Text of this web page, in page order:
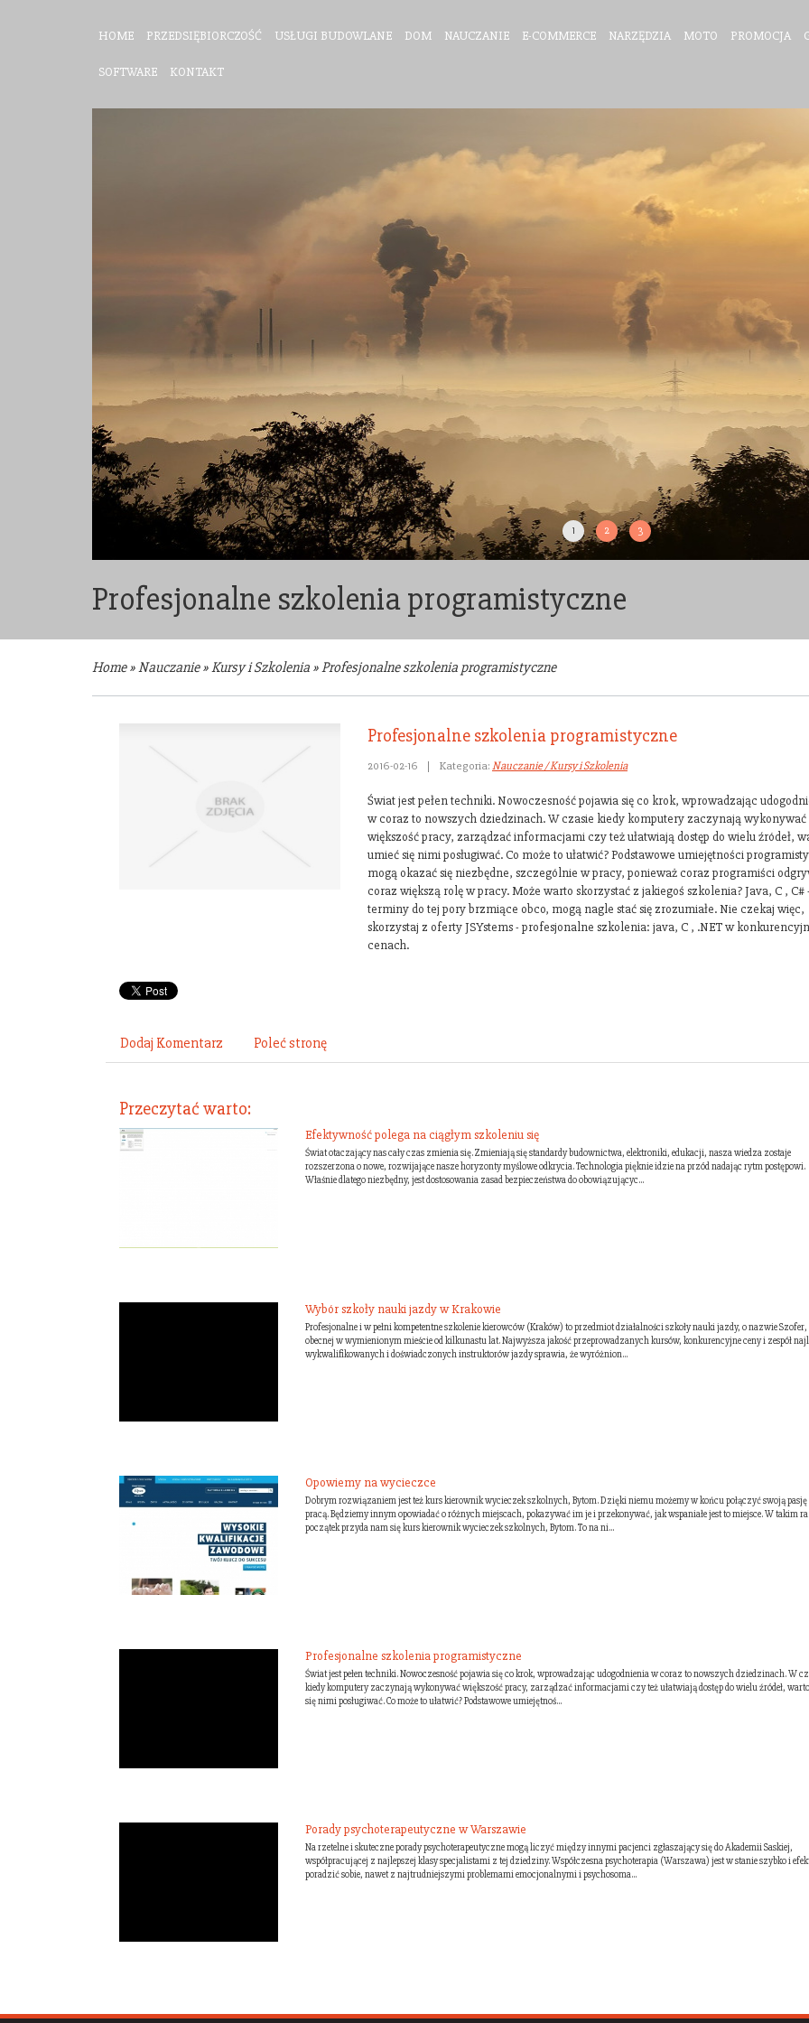
HOME PRZEDSIĘBIORCZOŚĆ USŁUGI BUDOWLANE DOM NAUCZANIE E-COMMERCE NARZĘDZIA MOTO PROMOCJA
SOFTWARE KONTAKT
1 2 3
Profesjonalne szkolenia programistyczne
Home»Nauczanie»Kursy i Szkolenia »Profesjonalne szkolenia programistyczne
Profesjonalne szkolenia programistyczne
2016-02-16 | Kategoria:Nauczanie / Kursy i Szkolenia
Świat jest pełen techniki. Nowoczesność pojawia się co krok, wprowadzając
w coraz to nowszych dziedzinach. W czasie kiedy komputery zaczynają wykonywać
większość pracy, zarządzać informacjami czy też ułatwiają dostęp do wielu źródeł,
umieć się nimi posługiwać. Co może to ułatwić? Podstawowe umiejętności
mogą okazać się niezbędne, szczególnie w pracy, ponieważ coraz programiści
coraz większą rolę w pracy. Może warto skorzystać z jakiegoś szkolenia? Java, C , C# -
terminy do tej pory brzmiące obco, mogą nagle stać się zrozumiałe. Nie czekaj więc,
skorzystaj z oferty JSYstems - profesjonalne szkolenia: java, C , .NET w
cenach.
Dodaj Komentarz Poleć stronę
Przeczytać warto:
Efektywność polega na ciągłym szkoleniu się
Świat otaczający nas cały czas zmienia się. Zmieniają się standardy budownictwa, elektroniki, edukacji, nasza wiedza zostaje
rozszerzona o nowe, rozwijające nasze horyzonty myślowe odkrycia. Technologia pięknie idzie na przód nadając rytm postępowi.
Właśnie dlatego niezbędny, jest dostosowania zasad bezpieczeństwa do obowiązującyc...
Wybór szkoły nauki jazdy w Krakowie
Profesjonalne i w pełni kompetentne szkolenie kierowców (Kraków) to przedmiot działalności szkoły nauki jazdy, o nazwie Szofer,
obecnej w wymienionym mieście od kilkunastu lat. Najwyższa jakość przeprowadzanych kursów, konkurencyjne ceny i zespół
wykwalifikowanych i doświadczonych instruktorów jazdy sprawia, że wyróżnion...
Opowiemy na wycieczce
Dobrym rozwiązaniem jest też kurs kierownik wycieczek szkolnych, Bytom. Dzięki niemu możemy w końcu połączyć swoją pasję
pracą. Będziemy innym opowiadać o różnych miejscach, pokazywać im je i przekonywać, jak wspaniałe jest to miejsce. W takim
początek przyda nam się kurs kierownik wycieczek szkolnych, Bytom. To na ni...
Profesjonalne szkolenia programistyczne
Świat jest pełen techniki. Nowoczesność pojawia się co krok, wprowadzając udogodnienia w coraz to nowszych dziedzinach. W
kiedy komputery zaczynają wykonywać większość pracy, zarządzać informacjami czy też ułatwiają dostęp do wielu źródeł,
się nimi posługiwać. Co może to ułatwić? Podstawowe umiejętnoś...
Porady psychoterapeutyczne w Warszawie
Na rzetelne i skuteczne porady psychoterapeutyczne mogą liczyć między innymi pacjenci zgłaszający się do Akademii Saskiej,
współpracującej z najlepszej klasy specjalistami z tej dziedziny. Współczesna psychoterapia (Warszawa) jest w stanie szybko i
poradzić sobie, nawet z najtrudniejszymi problemami emocjonalnymi i psychosoma...